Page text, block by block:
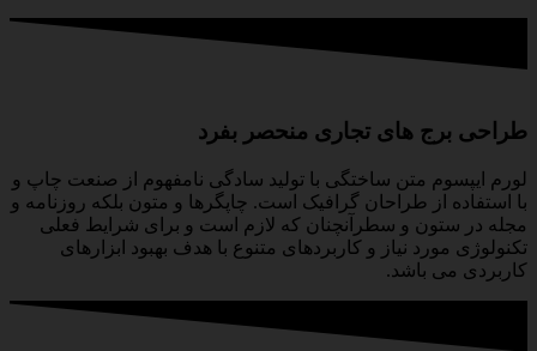
طراحی برج های تجاری منحصر بفرد
لورم ایپسوم متن ساختگی با تولید سادگی نامفهوم از صنعت چاپ و
با استفاده از طراحان گرافیک است. چاپگرها و متون بلکه روزنامه و
مجله در ستون و سطرآنچنان که لازم است و برای شرایط فعلی
تکنولوژی مورد نیاز و کاربردهای متنوع با هدف بهبود ابزارهای
کاربردی می باشد.